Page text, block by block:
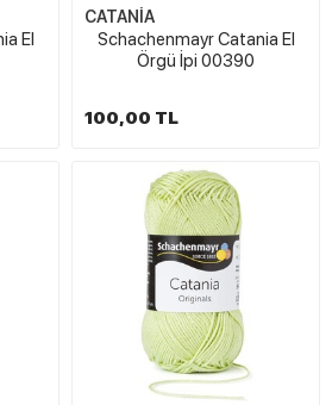
El
CATANİA
Schachenmayr Catania El
Örgü İpi 00390
100,00 TL